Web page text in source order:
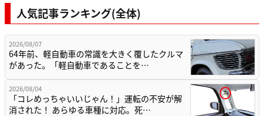
人気記事ランキング(全体)
2026/08/07
64年前、軽自動車の常識を大きく覆したクルマ
があった。「軽自動車であることを…
2026/08/04
「コレめっちゃいいじゃん！」運転の不安が解
消された！ あらゆる車種に対応。死…